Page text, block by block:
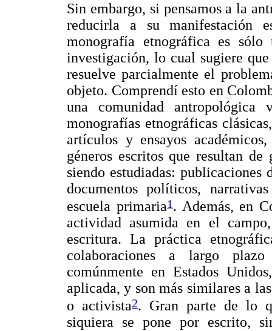
Sin embargo, si pensamos a la
reducirla a su manifestación
monografía etnográfica es
investigación, lo cual sugiere
resuelve parcialmente el
objeto. Comprendí esto en
una comunidad
monografías etnográficas
artículos y ensayos
géneros escritos que resultan
siendo estudiadas: publicaciones
documentos políticos,
escuela primaria1. Además, en
actividad asumida en el
escritura. La práctica
colaboraciones a largo
comúnmente en Estados
aplicada, y son más similares a
o activista2. Gran parte de lo
siquiera se pone por escrito,